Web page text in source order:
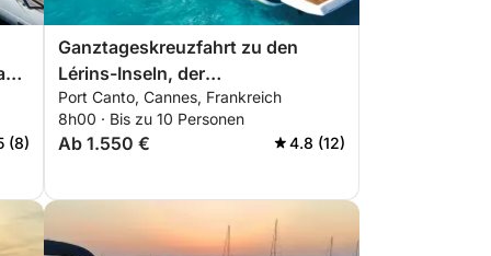
(8)
Ganztageskreuzfahrt zu den
Lérins-Inseln, der
Milliardärsbucht und dem Schloss
der Eisernen Maske
Port Canto, Cannes, Frankreich
8h00 · Bis zu 10 Personen
Ab 1.550 € 4.8 (12)